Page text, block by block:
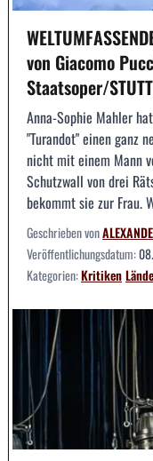
von Giacomo
Staatsoper/
Anna-Sophie Mahler
"Turandot" einen ganz
nicht mit einem Mann
Schutzwall von drei
bekommt sie zur Frau.
Geschrieben von
Veröffentlichungsdatum:
Kategorien:Kritiken